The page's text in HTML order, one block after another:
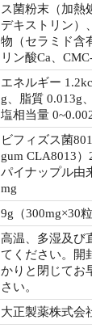
ス菌粉末（加熱
デキストリン）
物（セラミド含
リン酸Ca、
エネルギー
g、脂質 0.013g
塩相当量
ビフィズス菌
gum CLA8013）
パイナップル由
mg
9g（300mg×30粒
高温、多湿及び
てください。開
かりと閉じてお
さい。
大正製薬株式